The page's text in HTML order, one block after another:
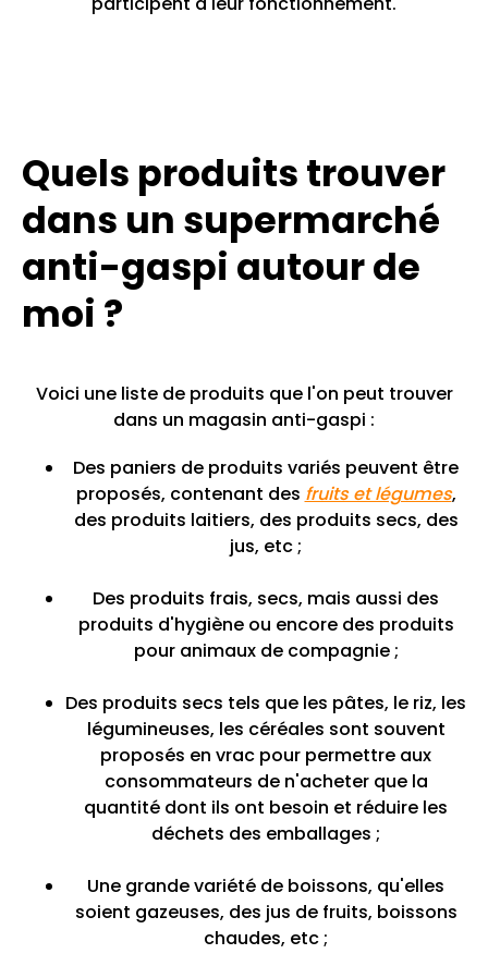
Quels produits trouver
dans un supermarché
anti-gaspi autour de
moi ?
Voici une liste de produits que l'on peut trouver
dans un magasin anti-gaspi :
Des paniers de produits variés peuvent être
proposés, contenant des fruits et légumes,
des produits laitiers, des produits secs, des
jus, etc ;
Des produits frais, secs, mais aussi des
produits d'hygiène ou encore des produits
pour animaux de compagnie ;
Des produits secs tels que les pâtes, le riz, les
légumineuses, les céréales sont souvent
proposés en vrac pour permettre aux
consommateurs de n'acheter que la
quantité dont ils ont besoin et réduire les
déchets des emballages ;
Une grande variété de boissons, qu'elles
soient gazeuses, des jus de fruits, boissons
chaudes, etc ;